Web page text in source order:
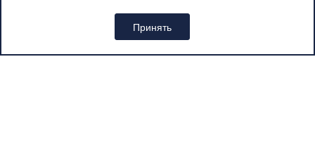
Принять